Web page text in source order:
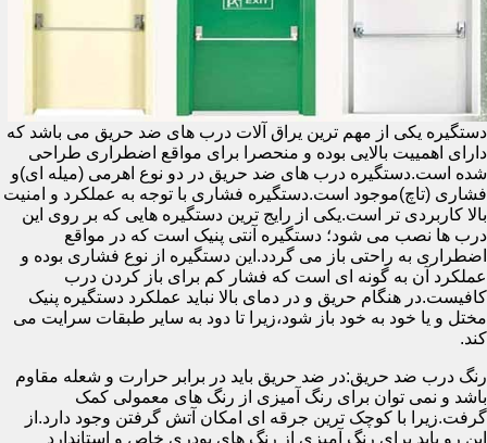
دستگیره یکی از مهم ترین یراق آلات درب های ضد حریق می باشد که
دارای اهمییت بالایی بوده و منحصرا برای مواقع اضطراری طراحی
شده است.دستگیره درب های ضد حریق در دو نوع اهرمی (میله ای)و
فشاری (تاچ)موجود است.دستگیره فشاری با توجه به عملکرد و امنیت
بالا کاربردی تر است.یکی از رایج ترین دستگیره هایی که بر روی این
درب ها نصب می شود؛ دستگیره آنتی پنیک است که در مواقع
اضطراری به راحتی باز می گردد.این دستگیره از نوع فشاری بوده و
عملکرد آن به گونه ای است که فشار کم برای باز کردن درب
کافیست.در هنگام حریق و در دمای بالا نباید عملکرد دستگیره پنیک
مختل و یا خود به خود باز شود،زیرا تا دود به سایر طبقات سرایت می
کند.
رنگ درب ضد حریق:در ضد حریق باید در برابر حرارت و شعله مقاوم
باشد و نمی توان برای رنگ آمیزی از رنگ های معمولی کمک
گرفت.زیرا با کوچک ترین جرقه ای امکان آتش گرفتن وجود دارد.از
این رو باید برای رنگ آمیزی از رنگ های پودری خاص و استاندارد